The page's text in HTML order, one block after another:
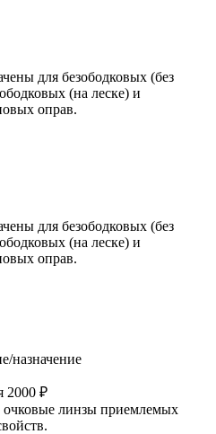
для безободковых (без
(на леске) и
оправ.
для безободковых (без
(на леске) и
оправ.
назначение
2000 ₽
линзы приемлемых